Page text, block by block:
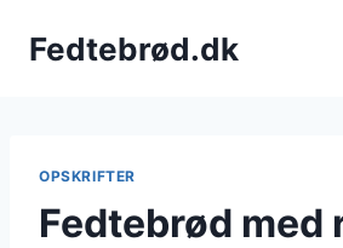
Fedtebrød.dk
OPSKRIFTER
Fedtebrød med